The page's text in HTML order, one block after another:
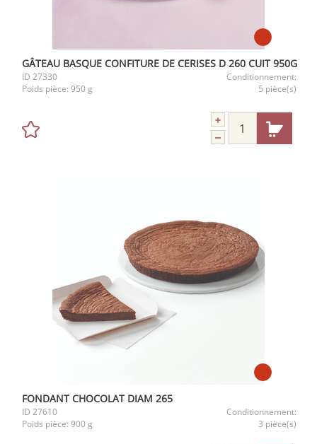
GÂTEAU BASQUE CONFITURE DE CERISES D 260 CUIT 950G
ID 27330
Conditionnement:
Poids pièce: 950 g 5 pièce(s)
FONDANT CHOCOLAT DIAM 265
ID 27610
Conditionnement:
Poids pièce: 900 g 3 pièce(s)